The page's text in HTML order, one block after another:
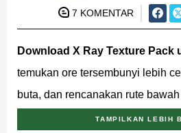
7 KOMENTAR
Download X Ray Texture Pack
temukan ore tersembunyi lebih
buta, dan rencanakan rute
TAMPILKAN LEBIH